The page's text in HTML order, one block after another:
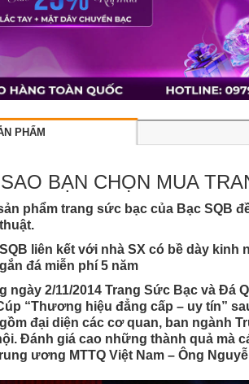
PHẨM
BẠN CHỌN MUA
phẩm trang sức bạc của Bạc SQB
liên kết với nhà SX có bề dày
đá miễn phí 5 năm
ngày 2/11/2014 Trang Sức Bạc và
“Thương hiệu đẳng cấp – uy tín”
đại diện các cơ quan, ban ngành
Đánh giá cao những thành quả mà
ương MTTQ Việt Nam – Ông